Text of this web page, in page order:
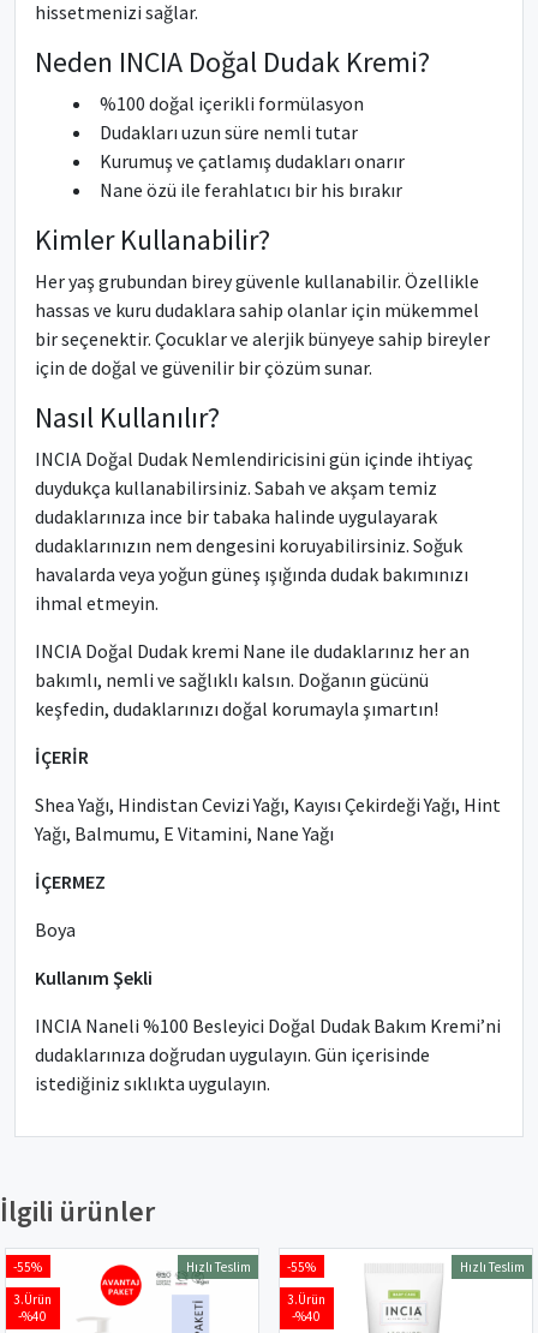
hissetmenizi sağlar.
Neden INCIA Doğal Dudak Kremi?
%100 doğal içerikli formülasyon
Dudakları uzun süre nemli tutar
Kurumuş ve çatlamış dudakları onarır
Nane özü ile ferahlatıcı bir his bırakır
Kimler Kullanabilir?
Her yaş grubundan birey güvenle kullanabilir. Özellikle
hassas ve kuru dudaklara sahip olanlar için mükemmel
bir seçenektir. Çocuklar ve alerjik bünyeye sahip bireyler
için de doğal ve güvenilir bir çözüm sunar.
Nasıl Kullanılır?
INCIA Doğal Dudak Nemlendiricisini gün içinde ihtiyaç
duydukça kullanabilirsiniz. Sabah ve akşam temiz
dudaklarınıza ince bir tabaka halinde uygulayarak
dudaklarınızın nem dengesini koruyabilirsiniz. Soğuk
havalarda veya yoğun güneş ışığında dudak bakımınızı
ihmal etmeyin.
INCIA Doğal Dudak kremi Nane ile dudaklarınız her an
bakımlı, nemli ve sağlıklı kalsın. Doğanın gücünü
keşfedin, dudaklarınızı doğal korumayla şımartın!
İÇERİR
Shea Yağı, Hindistan Cevizi Yağı, Kayısı Çekirdeği Yağı, Hint
Yağı, Balmumu, E Vitamini, Nane Yağı
İÇERMEZ
Boya
Kullanım Şekli
INCIA Naneli %100 Besleyici Doğal Dudak Bakım Kremi’ni
dudaklarınıza doğrudan uygulayın. Gün içerisinde
istediğiniz sıklıkta uygulayın.
İlgili ürünler
-55%
3.Ürün
-%40
Hızlı Teslim
-55%
3.Ürün
-%40
Hızlı Teslim